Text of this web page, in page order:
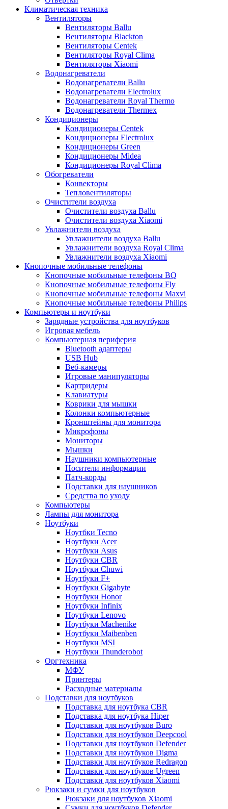
Климатическая техника
Вентиляторы
Вентиляторы Ballu
Вентиляторы Blackton
Вентиляторы Centek
Вентиляторы Royal Clima
Вентиляторы Xiaomi
Водонагреватели
Водонагреватели Ballu
Водонагреватели Electrolux
Водонагреватели Royal Thermo
Водонагреватели Thermex
Кондиционеры
Кондиционеры Centek
Кондиционеры Electrolux
Кондиционеры Green
Кондиционеры Midea
Кондиционеры Royal Clima
Обогреватели
Конвекторы
Тепловентиляторы
Очистители воздуха
Очистители воздуха Ballu
Очистители воздуха Xiaomi
Увлажнители воздуха
Увлажнители воздуха Ballu
Увлажнители воздуха Royal Clima
Увлажнители воздуха Xiaomi
Кнопочные мобильные телефоны
Кнопочные мобильные телефоны BQ
Кнопочные мобильные телефоны Fly
Кнопочные мобильные телефоны Maxvi
Кнопочные мобильные телефоны Philips
Компьютеры и ноутбуки
Зарядные устройства для ноутбуков
Игровая мебель
Компьютерная периферия
Bluetooth адаптеры
USB Hub
Веб-камеры
Игровые манипуляторы
Картридеры
Клавиатуры
Коврики для мышки
Колонки компьютерные
Кронштейны для монитора
Микрофоны
Мониторы
Мышки
Наушники компьютерные
Носители информации
Патч-корды
Подставки для наушников
Средства по уходу
Компьютеры
Лампы для монитора
Ноутбуки
Ноутбки Tecno
Ноутбуки Acer
Ноутбуки Asus
Ноутбуки CBR
Ноутбуки Chuwi
Ноутбуки F+
Ноутбуки Gigabyte
Ноутбуки Honor
Ноутбуки Infinix
Ноутбуки Lenovo
Ноутбуки Machenike
Ноутбуки Maibenben
Ноутбуки MSI
Ноутбуки Thunderobot
Оргтехника
МФУ
Принтеры
Расходные материалы
Подставки для ноутбуков
Подставка для ноутбука CBR
Подставка для ноутбука Hiper
Подставки для ноутбуков Buro
Подставки для ноутбуков Deepcool
Подставки для ноутбуков Defender
Подставки для ноутбуков Digma
Подставки для ноутбуков Redragon
Подставки для ноутбуков Ugreen
Подставки для ноутбуков Xiaomi
Рюкзаки и сумки для ноутбуков
Рюкзаки для ноутбуков Xiaomi